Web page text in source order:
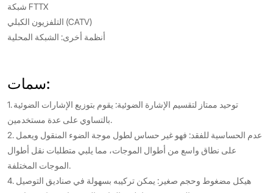
شبكة FTTX
التلفزيون الكبلي (CATV)
أنظمة أخرى: الشبكة المحلية
سمات:
1. توحيد ممتاز لتقسيم الإشارة الضوئية: يقوم بتوزيع الإشارات الضوئية
بالتساوي على عدة مستخدمين.
2. عدم الحساسية للفقد: فهو غير حساس لطول موجة الضوء المنقول ويعمل
على نطاق واسع من أطوال الموجات، مما يلبي متطلبات نقل أطوال
الموجات المختلفة.
4. هيكل مضغوط وحجم صغير: يمكن تركيبه بسهولة في صناديق التوصيل